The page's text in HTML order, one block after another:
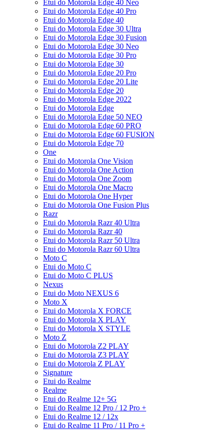
Etui do Motorola Edge 40 Neo
Etui do Motorola Edge 40 Pro
Etui do Motorola Edge 40
Etui do Motorola Edge 30 Ultra
Etui do Motorola Edge 30 Fusion
Etui do Motorola Edge 30 Neo
Etui do Motorola Edge 30 Pro
Etui do Motorola Edge 30
Etui do Motorola Edge 20 Pro
Etui do Motorola Edge 20 Lite
Etui do Motorola Edge 20
Etui do Motorola Edge 2022
Etui do Motorola Edge
Etui do Motorola Edge 50 NEO
Etui do Motorola Edge 60 PRO
Etui do Motorola Edge 60 FUSION
Etui do Motorola Edge 70
One
Etui do Motorola One Vision
Etui do Motorola One Action
Etui do Motorola One Zoom
Etui do Motorola One Macro
Etui do Motorola One Hyper
Etui do Motorola One Fusion Plus
Razr
Etui do Motorola Razr 40 Ultra
Etui do Motorola Razr 40
Etui do Motorola Razr 50 Ultra
Etui do Motorola Razr 60 Ultra
Moto C
Etui do Moto C
Etui do Moto C PLUS
Nexus
Etui do Moto NEXUS 6
Moto X
Etui do Motorola X FORCE
Etui do Motorola X PLAY
Etui do Motorola X STYLE
Moto Z
Etui do Motorola Z2 PLAY
Etui do Motorola Z3 PLAY
Etui do Motorola Z PLAY
Signature
Etui do Realme
Realme
Etui do Realme 12+ 5G
Etui do Realme 12 Pro / 12 Pro +
Etui do Realme 12 / 12x
Etui do Realme 11 Pro / 11 Pro +